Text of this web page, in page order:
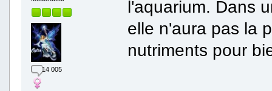
14 005
l'aquarium. Dans
elle n'aura pas la
nutriments pour